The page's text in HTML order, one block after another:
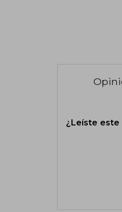
¿Leíste este